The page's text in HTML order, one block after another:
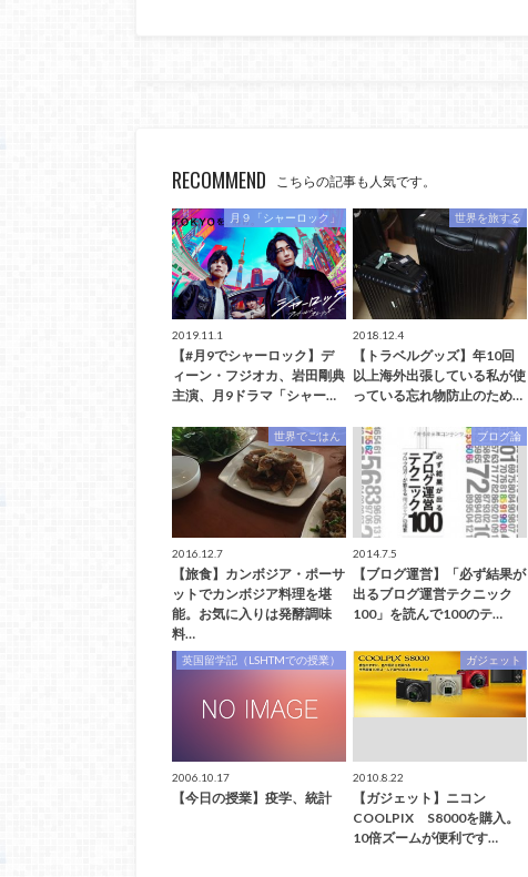
RECOMMEND こちらの記事も人気です。
月９「シャーロック」
2019.11.1
【#月9でシャーロック】デ
ィーン・フジオカ、岩田剛典
主演、月9ドラマ「シャー…
世界を旅する
2018.12.4
【トラベルグッズ】年10回
以上海外出張している私が使
っている忘れ物防止のため…
世界でごはん
2016.12.7
【旅食】カンボジア・ポーサ
ットでカンボジア料理を堪
能。お気に入りは発酵調味
料…
ブログ論
2014.7.5
【ブログ運営】「必ず結果が
出るブログ運営テクニック
100」を読んで100のテ…
英国留学記（LSHTMでの授業）
2006.10.17
【今日の授業】疫学、統計
ガジェット
2010.8.22
【ガジェット】ニコン
COOLPIX S8000を購入。
10倍ズームが便利です…